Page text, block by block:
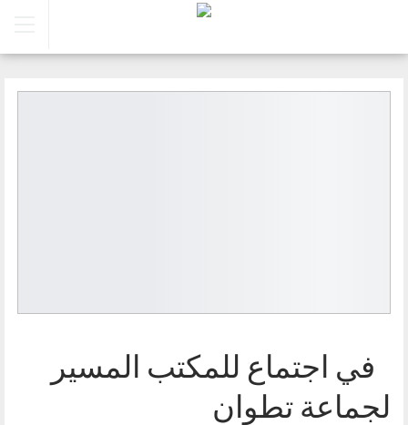
في اجتماع للمكتب المسير
لجماعة تطوان